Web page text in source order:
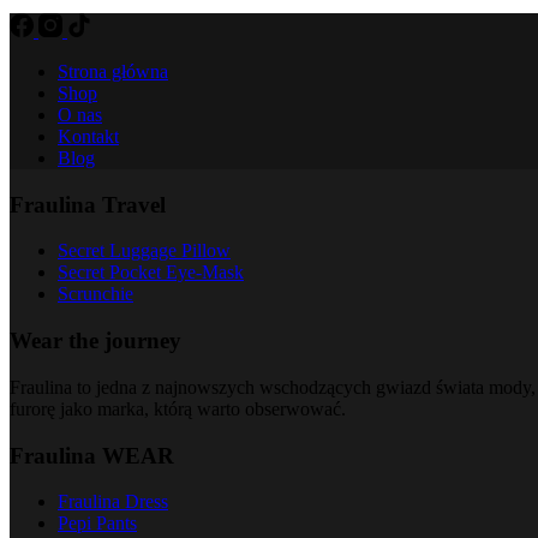
Strona główna
Shop
O nas
Kontakt
Blog
Fraulina Travel
Secret Luggage Pillow
Secret Pocket Eye-Mask
Scrunchie
Wear the journey
Fraulina to jedna z najnowszych wschodzących gwiazd świata
furorę jako marka, którą warto obserwować.
Fraulina WEAR
Fraulina Dress
Pepi Pants